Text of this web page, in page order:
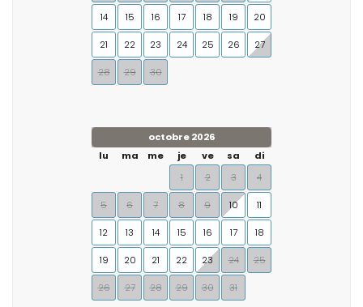
14 15 16 17 18 19 20
21 22 23 24 25 26 27
28 29 30
octobre 2026
lu
ma me je ve sa
di
1
2 3 4
5 6 7 8 9 10 11
12 13 14 15 16 17 18
19 20 21 22 23 24 25
26 27 28 29 30 31